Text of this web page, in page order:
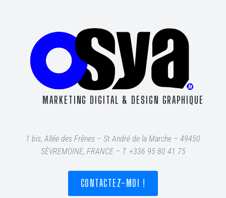
MARKETING DIGITAL & DESIGN GRAPHIQUE
1 bis, Allée des Frênes – St André de la Marche – 49450
SÈVREMOINE, FRANCE – T. +336 95 80 41 75
CONTACTEZ-MOI !